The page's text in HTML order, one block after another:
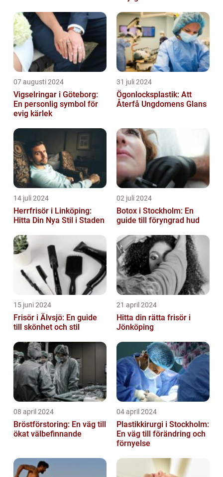
07 augusti 2024
Vigselringar i Göteborg:
En personlig symbol för
evig kärlek
31 juli 2024
Ögonlocksplastik: Att
Återfå Ungdomens Glans
14 juli 2024
Herrfrisör i Linköping:
Hitta Din Nya Stil i Staden
02 juli 2024
Botox i Stockholm: En
guide till föryngrad hud
15 juni 2024
Frisör i Älvsjö: En guide
till skönhet och stil
21 april 2024
Hitta din rätta frisör i
Jönköping
08 april 2024
Bröstförstoring: En väg till
ökat välbefinnande
04 april 2024
Plastikkirurgi i Stockholm:
En väg till förändring och
förnyelse